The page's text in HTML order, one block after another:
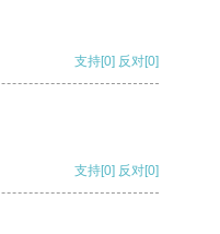
支持[0] 反对[0]
支持[0] 反对[0]